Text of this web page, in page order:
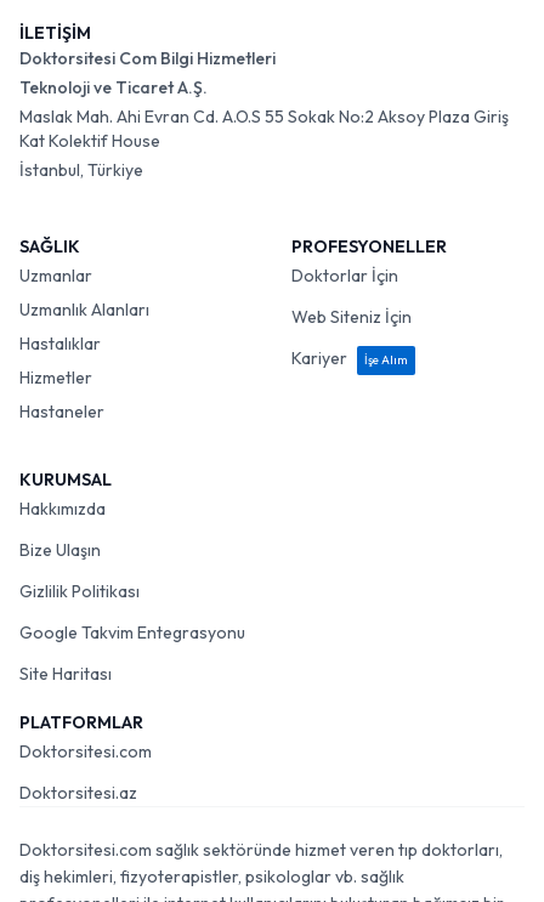
İLETİŞİM
Doktorsitesi Com Bilgi Hizmetleri
Teknoloji ve Ticaret A.Ş.
Maslak Mah. Ahi Evran Cd. A.O.S 55 Sokak No:2 Aksoy Plaza Giriş
Kat Kolektif House
İstanbul, Türkiye
SAĞLIK
Uzmanlar
Uzmanlık Alanları
Hastalıklar
Hizmetler
Hastaneler
PROFESYONELLER
Doktorlar İçin
Web Siteniz İçin
Kariyer
İşe Alım
KURUMSAL
Hakkımızda
Bize Ulaşın
Gizlilik Politikası
Google Takvim Entegrasyonu
Site Haritası
PLATFORMLAR
Doktorsitesi.com
Doktorsitesi.az
Doktorsitesi.com sağlık sektöründe hizmet veren tıp doktorları,
diş hekimleri, fizyoterapistler, psikologlar vb. sağlık